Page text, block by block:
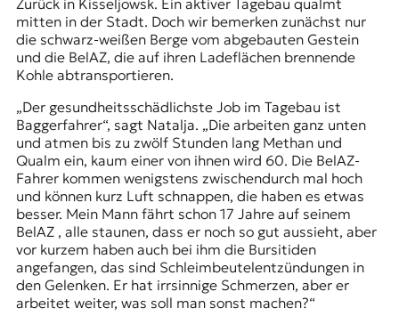
mitten in der Stadt. Doch wir bemerken zunächst nur
die schwarz-weißen Berge vom abgebauten Gestein
und die BelAZ, die auf ihren Ladeflächen brennende
Kohle abtransportieren.
„Der gesundheitsschädlichste Job im Tagebau ist
Baggerfahrer“, sagt Natalja. „Die arbeiten ganz unten
und atmen bis zu zwölf Stunden lang Methan und
Qualm ein, kaum einer von ihnen wird 60. Die BelAZ-
Fahrer kommen wenigstens zwischendurch mal hoch
und können kurz Luft schnappen, die haben es etwas
besser. Mein Mann fährt schon 17 Jahre auf seinem
BelAZ , alle staunen, dass er noch so gut aussieht, aber
vor kurzem haben auch bei ihm die Bursitiden
angefangen, das sind Schleimbeutelentzündungen in
den Gelenken. Er hat irrsinnige Schmerzen, aber er
arbeitet weiter, was soll man sonst machen?“